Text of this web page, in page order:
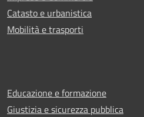
Catasto e urbanistica
Mobilità e trasporti
Educazione e formazione
Giustizia e sicurezza pubblica